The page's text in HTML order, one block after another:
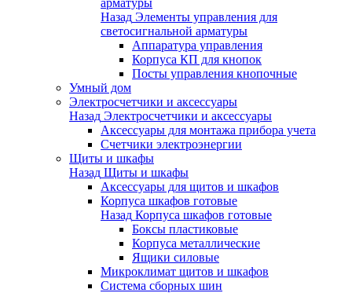
арматуры
Назад Элементы управления для
светосигнальной арматуры
Аппаратура управления
Корпуса КП для кнопок
Посты управления кнопочные
Умный дом
Электросчетчики и аксессуары
Назад Электросчетчики и аксессуары
Аксессуары для монтажа прибора учета
Счетчики электроэнергии
Щиты и шкафы
Назад Щиты и шкафы
Аксессуары для щитов и шкафов
Корпуса шкафов готовые
Назад Корпуса шкафов готовые
Боксы пластиковые
Корпуса металлические
Ящики силовые
Микроклимат щитов и шкафов
Система сборных шин